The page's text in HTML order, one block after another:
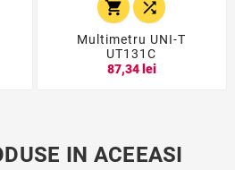
 
Multimetru UNI-T
UT131C
87,34 lei
IN ACEEASI